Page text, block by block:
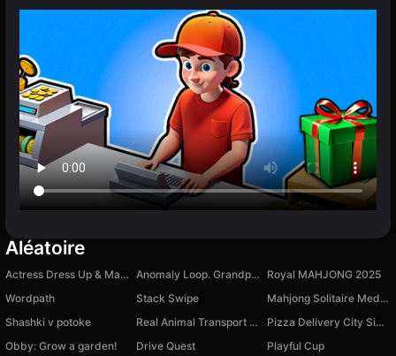
Aléatoire
Actress Dress Up & Makeover Anomaly Loop. Grandpa in the Forest
Royal MAHJONG 2025
Wordpath
Stack Swipe
Mahjong Solitaire Meditation
Shashki v potoke
Real Animal Transport Cargo Games
Pizza Delivery City Simulator
Obby: Grow a garden!
Drive Quest
Playful Cup